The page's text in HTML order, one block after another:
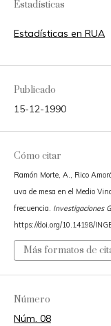
Estadísticas
Estadísticas en RUA
Publicado
15-12-1990
Cómo citar
Ramón Morte, A., Rico
uva de mesa en el Medio
frecuencia. Investigaciones
https://doi.org/10.14198/
Más formatos de
Número
Núm. 08